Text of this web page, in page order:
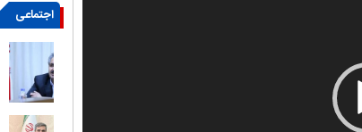
اجتماعی